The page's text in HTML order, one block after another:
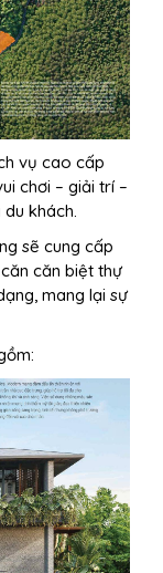
vụ cao cấp
chơi – giải trí –
khách.
sẽ cung cấp
căn biệt thự
mang lại sự